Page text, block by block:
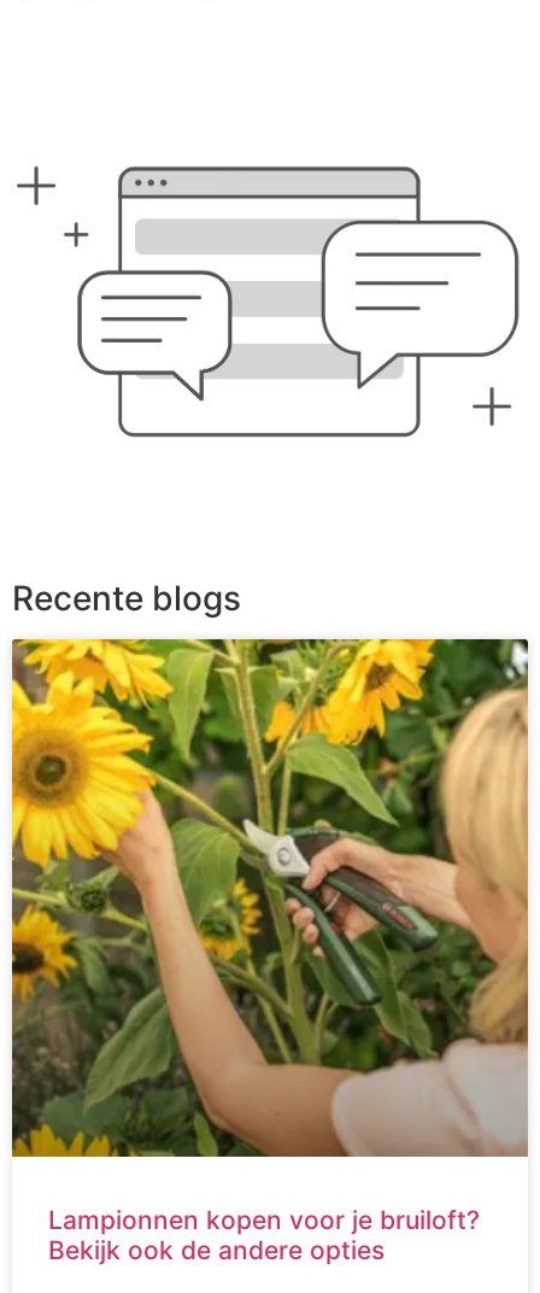
Recente blogs
Lampionnen kopen voor je bruiloft?
Bekijk ook de andere opties